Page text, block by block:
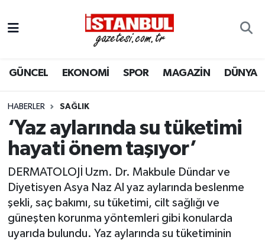
GÜNCEL EKONOMİ SPOR MAGAZİN DÜNYA
HABERLER SAĞLIK
‘Yaz aylarında su tüketimi
hayati önem taşıyor’
DERMATOLOJİ Uzm. Dr. Makbule Dündar ve
Diyetisyen Asya Naz Al yaz aylarında beslenme
şekli, saç bakımı, su tüketimi, cilt sağlığı ve
güneşten korunma yöntemleri gibi konularda
uyarıda bulundu. Yaz aylarında su tüketiminin
EKONOMİ
İSTANBUL
DÜNYA
MAGAZİN
KÜLTÜR SANAT
Nöbetçi Eczaneler
Hava Durumu
Trafik Durumu
Süper Lig Puan Durumu ve Fikstür
Tüm Manşetler
Son Dakika Haberleri
Haber Arşivi